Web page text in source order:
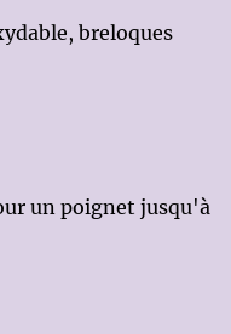
breloques
un poignet jusqu'à